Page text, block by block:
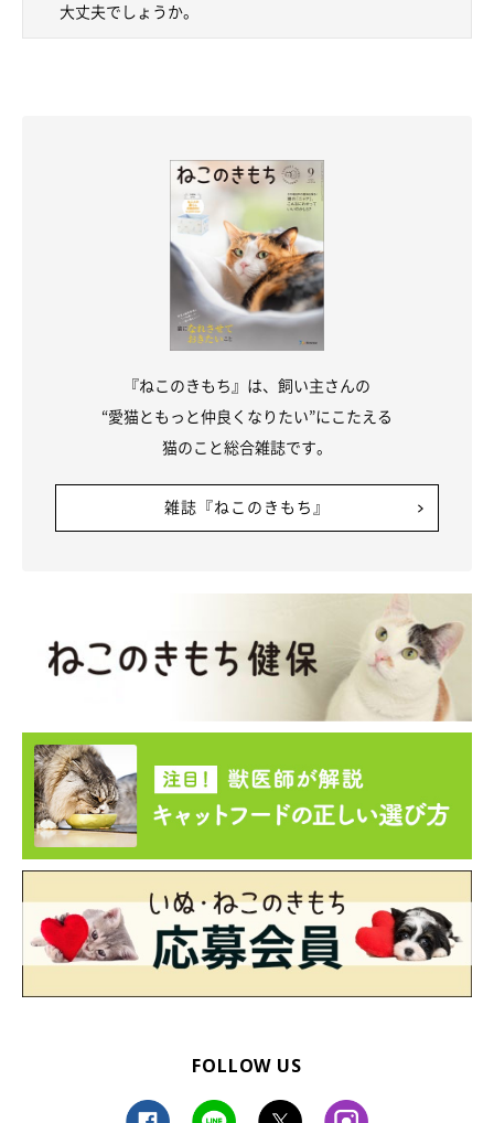
大丈夫でしょうか。
『ねこのきもち』は、飼い主さんの
“愛猫ともっと仲良くなりたい”にこたえる
猫のこと総合雑誌です。
雑誌『ねこのきもち』
FOLLOW US